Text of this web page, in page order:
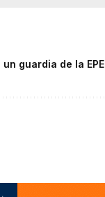
guardia de la EPE